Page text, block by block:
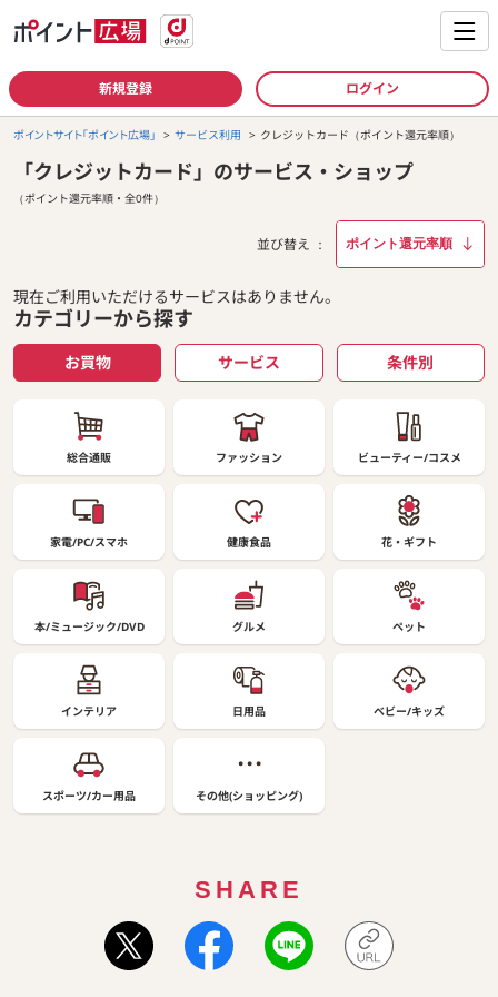
新規登録 ログイン
ポイントサイト「ポイント広場」 サービス利用 クレジットカード（ポイント還元率順）
「クレジットカード」のサービス・ショップ
（ポイント還元率順・全0件）
並び替え
現在ご利用いただけるサービスはありません。
カテゴリーから探す
お買物 サービス 条件別
総合通販 ファッション ビューティー/コスメ
家電/PC/スマホ 健康食品 花・ギフト
本/ミュージック/DVD グルメ ペット
インテリア 日用品 ベビー/キッズ
スポーツ/カー用品 その他(ショッピング)
SHARE